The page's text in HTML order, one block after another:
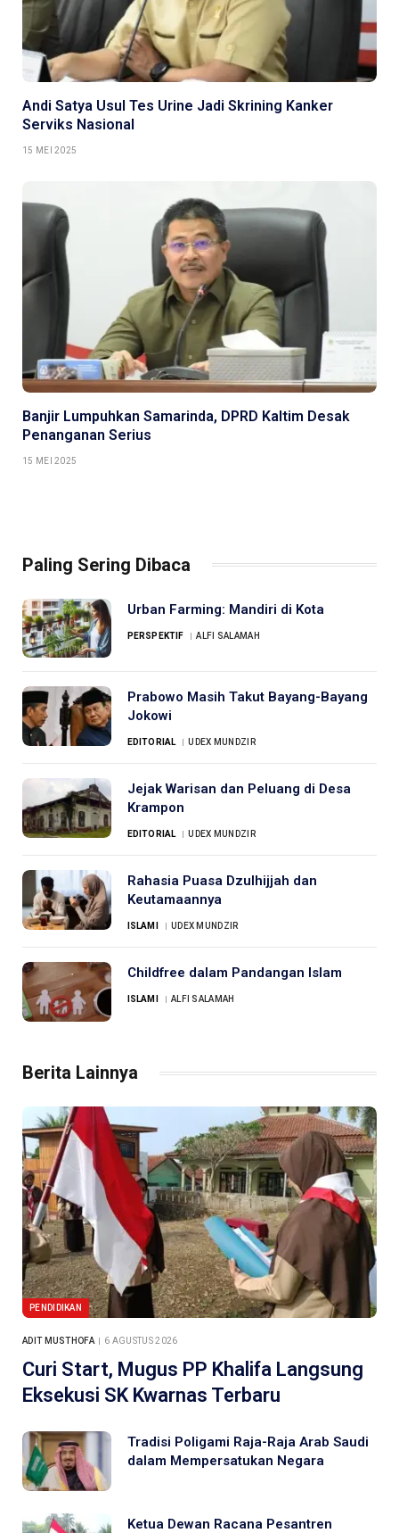
Andi Satya Usul Tes Urine Jadi Skrining Kanker
Serviks Nasional
15 MEI 2025
Banjir Lumpuhkan Samarinda, DPRD Kaltim Desak
Penanganan Serius
15 MEI 2025
Paling Sering Dibaca
Urban Farming: Mandiri di Kota
PERSPEKTIF ALFI SALAMAH
Prabowo Masih Takut Bayang-Bayang
Jokowi
EDITORIAL UDEX MUNDZIR
Jejak Warisan dan Peluang di Desa
Krampon
EDITORIAL UDEX MUNDZIR
Rahasia Puasa Dzulhijjah dan
Keutamaannya
ISLAMI UDEX MUNDZIR
Childfree dalam Pandangan Islam
ISLAMI ALFI SALAMAH
Berita Lainnya
PENDIDIKAN
ADIT MUSTHOFA 6 AGUSTUS 2026
Curi Start, Mugus PP Khalifa Langsung
Eksekusi SK Kwarnas Terbaru
Tradisi Poligami Raja-Raja Arab Saudi
dalam Mempersatukan Negara
Ketua Dewan Racana Pesantren